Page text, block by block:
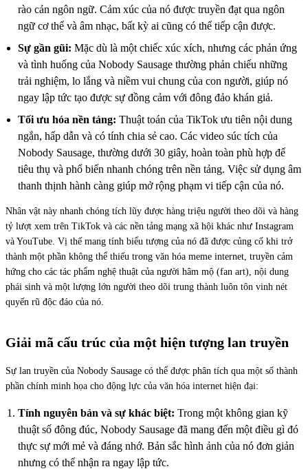
rào cản ngôn ngữ. Cảm xúc của nó được truyền đạt qua ngôn
ngữ cơ thể và âm nhạc, bất kỳ ai cũng có thể tiếp cận được.
Sự gần gũi: Mặc dù là một chiếc xúc xích, nhưng các phản ứng
và tình huống của Nobody Sausage thường phản chiếu những
trải nghiệm, lo lắng và niềm vui chung của con người, giúp nó
ngay lập tức tạo được sự đồng cảm với đông đảo khán giả.
Tối ưu hóa nền tảng: Thuật toán của TikTok ưu tiên nội dung
ngắn, hấp dẫn và có tính chia sẻ cao. Các video súc tích của
Nobody Sausage, thường dưới 30 giây, hoàn toàn phù hợp để
tiêu thụ và phổ biến nhanh chóng trên nền tảng. Việc sử dụng âm
thanh thịnh hành càng giúp mở rộng phạm vi tiếp cận của nó.
Nhân vật này nhanh chóng tích lũy được hàng triệu người theo dõi và hàng
tỷ lượt xem trên TikTok và các nền tảng mạng xã hội khác như Instagram
và YouTube. Vị thế mang tính biểu tượng của nó đã được củng cố khi trở
thành một phần không thể thiếu trong văn hóa meme internet, truyền cảm
hứng cho các tác phẩm nghệ thuật của người hâm mộ (fan art), nội dung
phái sinh và một lượng lớn người theo dõi trung thành luôn tôn vinh nét
quyến rũ độc đáo của nó.
Giải mã cấu trúc của một hiện tượng lan truyền
Sự lan truyền của Nobody Sausage có thể được phân tích qua một số thành
phần chính minh họa cho động lực của văn hóa internet hiện đại:
Tính nguyên bản và sự khác biệt: Trong một không gian kỹ
thuật số đông đúc, Nobody Sausage đã mang đến một điều gì đó
thực sự mới mẻ và đáng nhớ. Bản sắc hình ảnh của nó đơn giản
nhưng có thể nhận ra ngay lập tức.